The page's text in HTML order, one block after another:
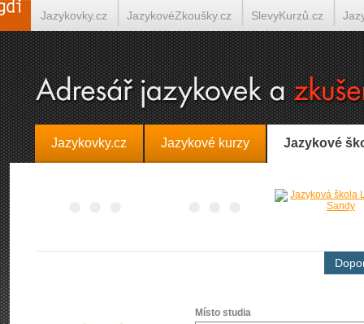
Jazykovky.cz Jazykové kurzy Jazykové
Místo studia
Jazykovky.cz JazykovéZkoušky.cz SlevyKurzů.cz
Španělština on-line Italština on-line Tlumočení-